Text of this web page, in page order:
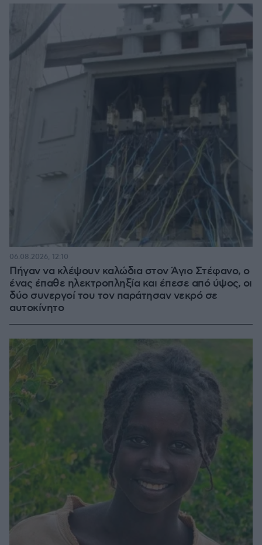
Πήγαν να κλέψουν καλώδια στον Άγιο Στέφανο, ο
ένας έπαθε ηλεκτροπληξία και έπεσε από ύψος, οι
δύο συνεργοί του τον παράτησαν νεκρό σε
αυτοκίνητο
06.08.2026, 12:10